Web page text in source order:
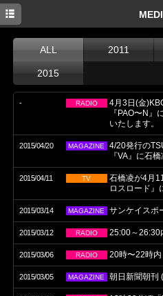
ALL 2011
2015
- RADIO
4月3日(金
『PAO〜N
いたします。
2015/04/20 MAGAZINE
4/20発行の
『VA』に石
2015/04/11 TV
石橋凌が4月
ロスロード』
2015/03/14 MAGAZINE サンケイスポ
2015/03/12 RADIO 25:00～26:30
2015/03/06 RADIO 20時〜22時内
2015/03/05 MAGAZINE 朝日新聞朝刊
NEWS
MEDIA
DISCOGRAPHY
GOODS
TWITTER